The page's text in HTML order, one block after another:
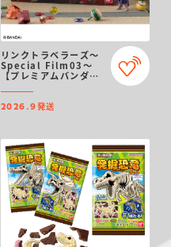
リンクトラベラーズ～
Special Film03～
【プレミアムバンダイ
2026.9発送